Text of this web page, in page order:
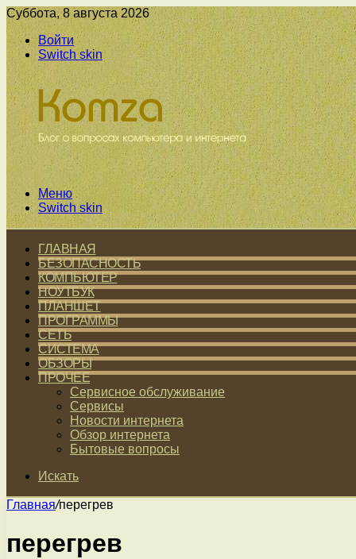
Суббота, 8 августа 2026
Войти
Switch skin
Меню
Switch skin
ГЛАВНАЯ
БЕЗОПАСНОСТЬ
КОМПЬЮТЕР
НОУТБУК
ПЛАНШЕТ
ПРОГРАММЫ
СЕТЬ
СИСТЕМА
ОБЗОРЫ
ПРОЧЕЕ
Сервисное обслуживание
Сервисы
Новости интернета
Обзор интернета
Бытовые вопросы
Искать
Главная/перегрев
перегрев